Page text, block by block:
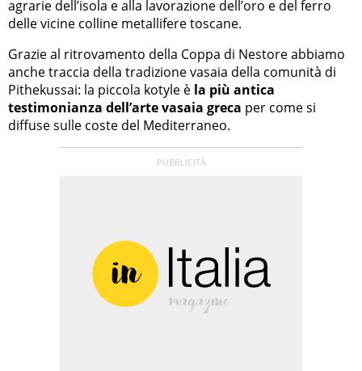
agrarie dell’isola e alla lavorazione dell’oro e del ferro
delle vicine colline metallifere toscane.
Grazie al ritrovamento della Coppa di Nestore abbiamo
anche traccia della tradizione vasaia della comunità di
Pithekussai: la piccola kotyle è la più antica
testimonianza dell’arte vasaia greca per come si
diffuse sulle coste del Mediterraneo.